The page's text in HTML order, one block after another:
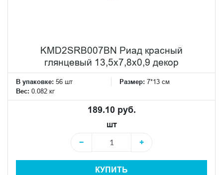
KMD2SRB007BN Риад красный
глянцевый 13,5x7,8x0,9 декор
В упаковке: 56 шт Размер: 7*13 см
Вес: 0.082 кг
189.10 руб.
шт
−
+
КУПИТЬ